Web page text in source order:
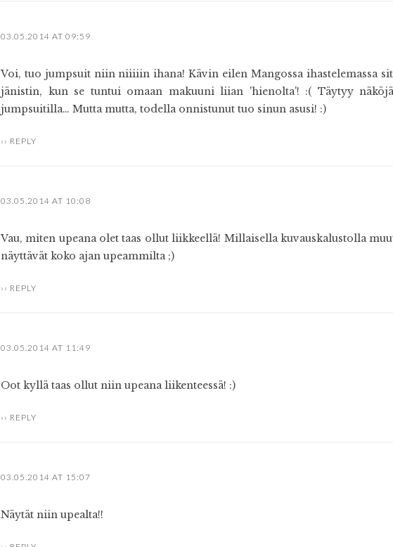
03.05.2014 AT 09:59
Voi, tuo jumpsuit niin niiiiin ihana! Kävin eilen Mangossa ihastelemassa
jänistin, kun se tuntui omaan makuuni liian 'hienolta'! :( Täytyy
jumpsuitilla… Mutta mutta, todella onnistunut tuo sinun asusi! :)
REPLY
03.05.2014 AT 10:08
Vau, miten upeana olet taas ollut liikkeellä! Millaisella kuvauskalustolla
näyttävät koko ajan upeammilta ;)
REPLY
03.05.2014 AT 11:49
Oot kyllä taas ollut niin upeana liikenteessä! :)
REPLY
03.05.2014 AT 15:07
Näytät niin upealta!!